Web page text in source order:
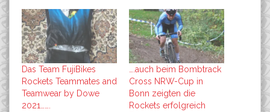
Das Team FujiBikes
Rockets Teammates and
Teamwear by Dowe
2021…….
….auch beim Bombtrack
Cross NRW-Cup in
Bonn zeigten die
Rockets erfolgreich